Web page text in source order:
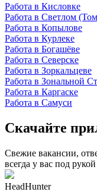
Работа в Кисловке
Работа в Светлом
Работа в Копылове
Работа в Курлеке
Работа в Богашёве
Работа в Северске
Работа в Зоркальцеве
Работа в Зональной
Работа в Каргаске
Работа в Самуси
Скачайте
Свежие вакансии,
всегда у вас под рукой
HeadHunter